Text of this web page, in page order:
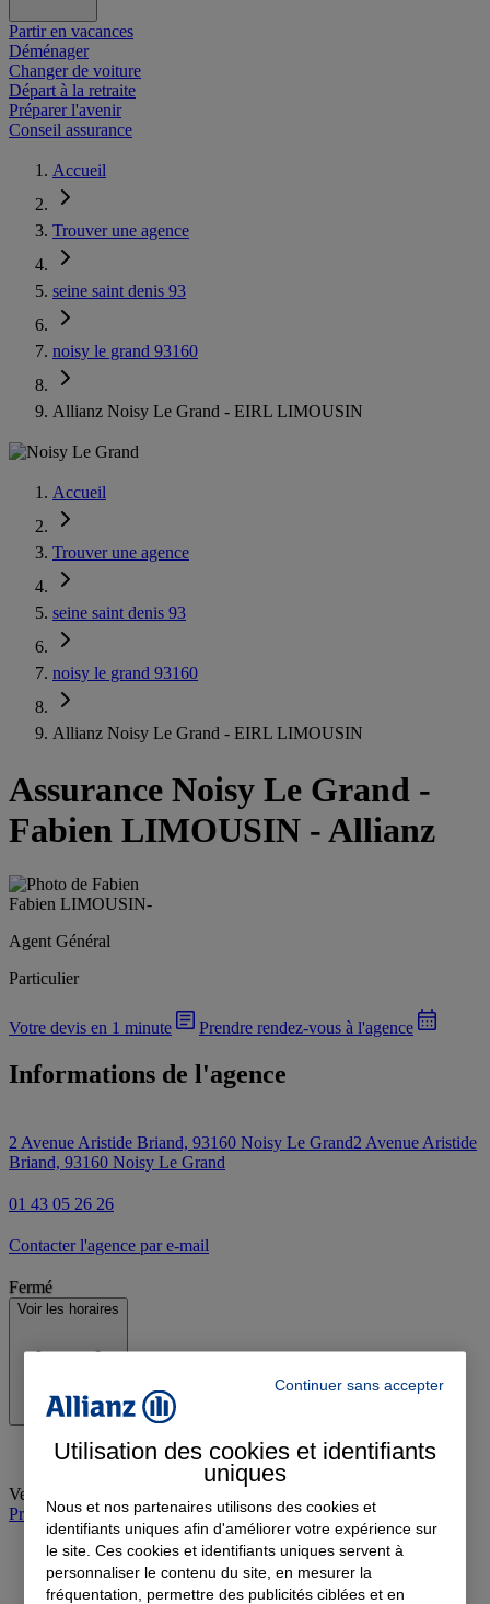
Partir en vacances
Déménager
Changer de voiture
Départ à la retraite
Préparer l'avenir
Conseil assurance
Accueil
Trouver une agence
seine saint denis 93
noisy le grand 93160
Allianz Noisy Le Grand - EIRL LIMOUSIN
Accueil
Trouver une agence
seine saint denis 93
noisy le grand 93160
Allianz Noisy Le Grand - EIRL LIMOUSIN
Assurance Noisy Le Grand -
Fabien LIMOUSIN - Allianz
Fabien LIMOUSIN-
Agent Général
Particulier
Votre devis en 1 minute Prendre rendez-vous à l'agence
Informations de l'agence
2 Avenue Aristide Briand, 93160 Noisy Le Grand2 Avenue Aristide
Briand, 93160 Noisy Le Grand
01 43 05 26 26
Contacter l'agence par e-mail
Fermé
Voir les horaires
Vendredi
Prendre rendez-vous à l'agence
Continuer sans accepter
Utilisation des cookies et identifiants
uniques
Nous et nos partenaires utilisons des cookies et
identifiants uniques afin d'améliorer votre expérience sur
le site. Ces cookies et identifiants uniques servent à
personnaliser le contenu du site, en mesurer la
fréquentation, permettre des publicités ciblées et en